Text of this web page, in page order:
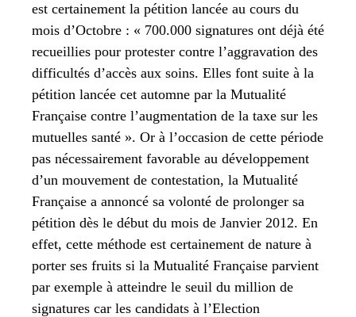
est certainement la pétition lancée au cours du
mois d’Octobre : « 700.000 signatures ont déjà été
recueillies pour protester contre l’aggravation des
difficultés d’accès aux soins. Elles font suite à la
pétition lancée cet automne par la Mutualité
Française contre l’augmentation de la taxe sur les
mutuelles santé ». Or à l’occasion de cette période
pas nécessairement favorable au développement
d’un mouvement de contestation, la Mutualité
Française a annoncé sa volonté de prolonger sa
pétition dès le début du mois de Janvier 2012. En
effet, cette méthode est certainement de nature à
porter ses fruits si la Mutualité Française parvient
par exemple à atteindre le seuil du million de
signatures car les candidats à l’Election